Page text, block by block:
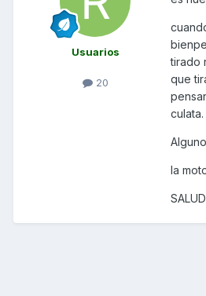
Usuarios
20
tirado
que
culata.
la